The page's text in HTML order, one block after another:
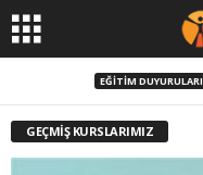
EĞITIM DUYURULARI
GEÇMIŞ KURSLARIMIZ